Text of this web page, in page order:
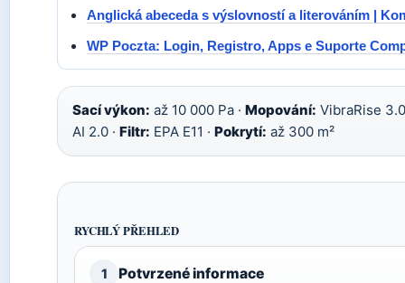
Anglická abeceda s výslovností a literováním |
WP Poczta: Login, Registro, Apps e Suporte
Sací výkon: až 10 000 Pa · Mopování: VibraRise
AI 2.0 · Filtr: EPA E11 · Pokrytí: až 300 m²
RYCHLÝ PŘEHLED
1 Potvrzené informace